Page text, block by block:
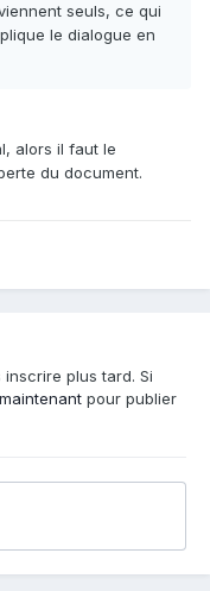
seuls, ce qui
le dialogue en
alors il faut le
du document.
plus tard. Si
pour publier